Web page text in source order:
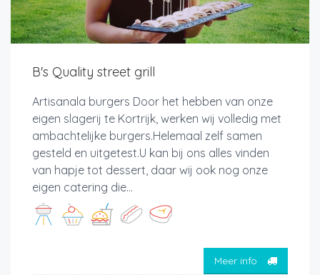
B's Quality street grill
Artisanala burgers Door het hebben van onze
eigen slagerij te Kortrijk, werken wij volledig met
ambachtelijke burgers.Helemaal zelf samen
gesteld en uitgetest.U kan bij ons alles vinden
van hapje tot dessert, daar wij ook nog onze
eigen catering die...
Meer info